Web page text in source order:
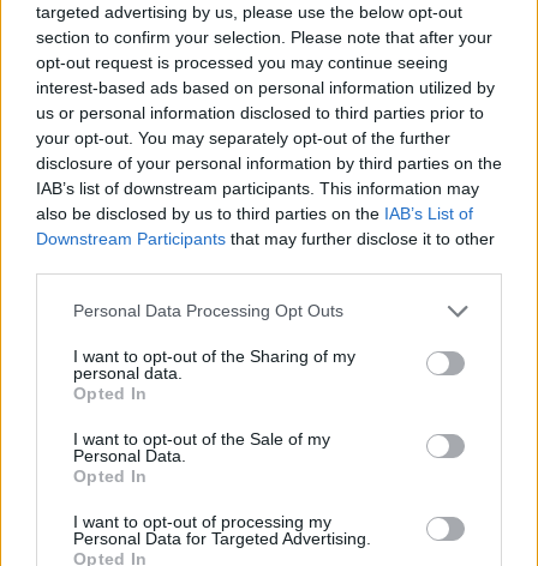
targeted advertising by us, please use the below opt-out
section to confirm your selection. Please note that after your
opt-out request is processed you may continue seeing
interest-based ads based on personal information utilized by
us or personal information disclosed to third parties prior to
your opt-out. You may separately opt-out of the further
disclosure of your personal information by third parties on the
IAB’s list of downstream participants. This information may
also be disclosed by us to third parties on the IAB’s List of
Downstream Participants that may further disclose it to other
Personal Data Processing Opt Outs
I want to opt-out of the Sharing of my
personal data.
Opted In
I want to opt-out of the Sale of my
Personal Data.
Opted In
I want to opt-out of processing my
Personal Data for Targeted Advertising.
Opted In
Hasznos
Impresszum
Szerzői jogok
Adatvédelmi tájékoztató
Cookie-kezelési tájékoztató
Nyomtatott lapjaink archívuma
Médiaajánlat
Sütibeállítások
Médiatér